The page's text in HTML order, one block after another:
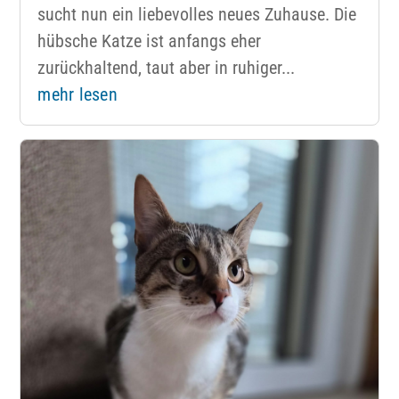
sucht nun ein liebevolles neues Zuhause. Die
hübsche Katze ist anfangs eher
zurückhaltend, taut aber in ruhiger...
mehr lesen